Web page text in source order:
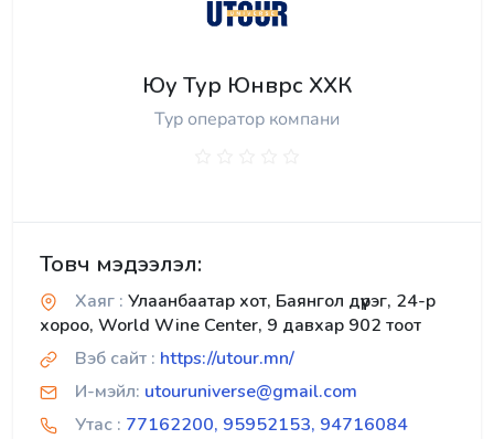
Юу Тур Юнврс ХХК
Тур оператор компани
Товч мэдээлэл:
Хаяг : Улаанбаатар хот, Баянгол дүүрэг, 24-р
хороо, World Wine Center, 9 давхар 902 тоот
Вэб сайт : https://utour.mn/
И-мэйл: utouruniverse@gmail.com
Утас : 77162200, 95952153, 94716084